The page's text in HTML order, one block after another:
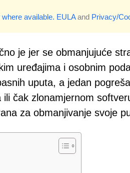
available. EULAand Privacy/
je jer se obmanjujuće
uređajima i osobnim
uputa, a jedan
čak zlonamjernom
za obmanjivanje svoje